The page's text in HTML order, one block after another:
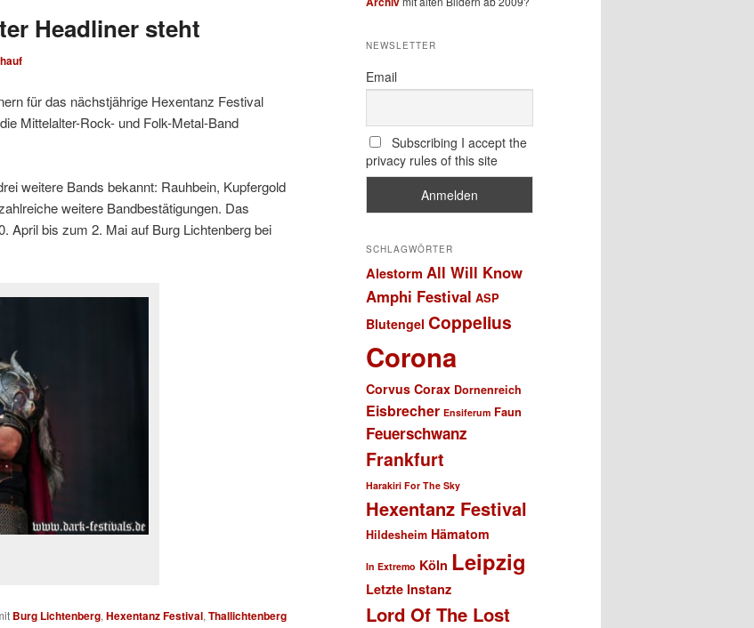
Headliner steht
für das nächstjährige Hexentanz Festival
Mittelalter-Rock- und Folk-Metal-Band
weitere Bands bekannt: Rauhbein, Kupfergold
weitere Bandbestätigungen. Das
April bis zum 2. Mai auf Burg Lichtenberg bei
Burg Lichtenberg, Hexentanz Festival, Thallichtenberg
NEWSLETTER
Email
Subscribing I accept the
privacy rules of this site
SCHLAGWÖRTER
Alestorm All Will Know
Amphi Festival ASP
Blutengel Coppelius
Corona
Corvus Corax Dornenreich
Eisbrecher Ensiferum Faun
Feuerschwanz
Frankfurt
Harakiri For The Sky
Hexentanz Festival
Hildesheim Hämatom
In Extremo Köln Leipzig
Letzte Instanz
Lord Of The Lost